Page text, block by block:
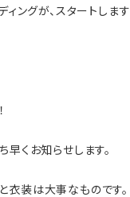
ングが、スタートします
くお知らせします。
衣装は大事なものです。